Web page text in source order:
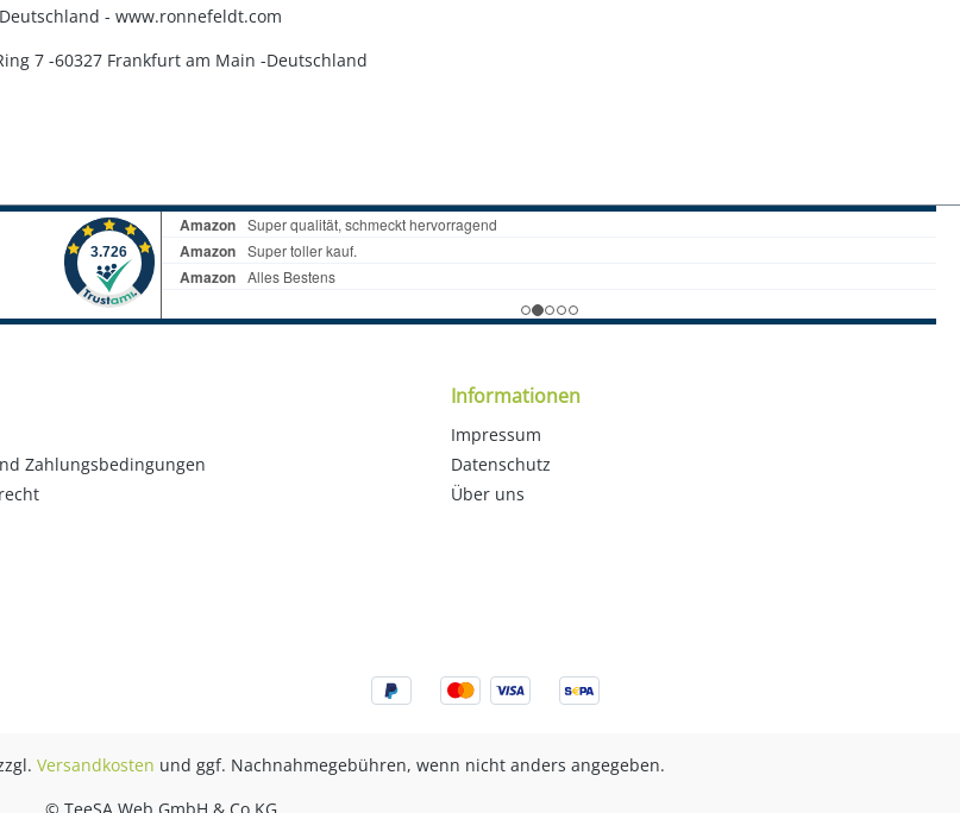
- www.ronnefeldt.com
7 -60327 Frankfurt am Main -Deutschland
Zahlungsbedingungen
Informationen
Impressum
Datenschutz
Über uns
Versandkosten und ggf. Nachnahmegebühren, wenn nicht anders angegeben.